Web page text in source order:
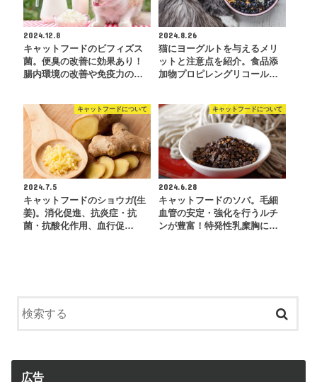
2024.12.8
キャットフードのビフィズス
菌。便臭の改善に効果あり！
腸内環境の改善や免疫力の…
2024.8.26
猫にヨーグルトを与えるメリ
ットと注意点を紹介。食品添
加物プロピレングリコール…
キャットフードについて
2024.7.5
キャットフードのショウガ(生
姜)。消化促進、抗炎症・抗
菌・抗酸化作用、血行促…
キャットフードについて
2024.6.28
キャットフードのソバ。毛細
血管の安定・強化を行うルチ
ンが豊富！特発性乳糜胸に…
広告